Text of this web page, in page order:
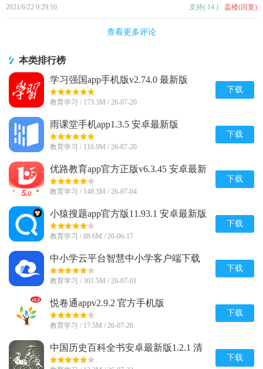
2021/6/22 0:29:10 支持( 14 ) 盖楼(回复)
查看更多评论
本类排行榜
学习强国app手机版v2.74.0 最新版
教育学习 / 173.3M / 26-07-20
下载
雨课堂手机app1.3.5 安卓最新版
教育学习 / 116.9M / 26-07-20
下载
优路教育app官方正版v6.3.45 安卓最新
版
教育学习 / 148.3M / 26-07-04
下载
小猿搜题app官方版11.93.1 安卓最新版
教育学习 / 88.6M / 26-06-17
下载
中小学云平台智慧中小学客户端下载
8.0.9 官方最新版
教育学习 / 301.5M / 26-07-01
下载
悦卷通appv2.9.2 官方手机版
教育学习 / 17.5M / 26-07-20
下载
中国历史百科全书安卓最新版1.2.1 清
爽版
下载